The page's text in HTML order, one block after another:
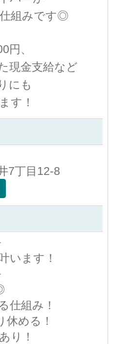
組みです◎
円、
現金支給など
にも
す！
7丁目12-8
います！
仕組み！
休める！
り！